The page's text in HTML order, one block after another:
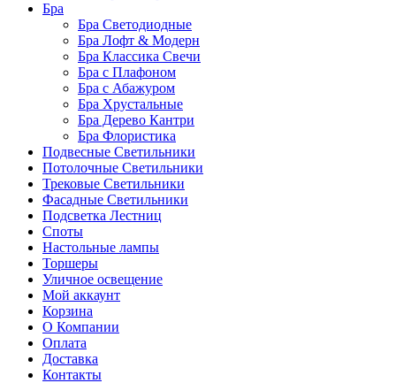
Бра
Бра Светодиодные
Бра Лофт & Модерн
Бра Классика Свечи
Бра с Плафоном
Бра с Абажуром
Бра Хрустальные
Бра Дерево Кантри
Бра Флористика
Подвесные Светильники
Потолочные Светильники
Трековые Светильники
Фасадные Светильники
Подсветка Лестниц
Споты
Настольные лампы
Торшеры
Уличное освещение
Мой аккаунт
Корзина
О Компании
Оплата
Доставка
Контакты